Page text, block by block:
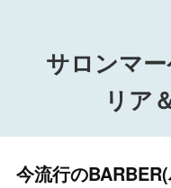
サロンマ
リア
今流行の